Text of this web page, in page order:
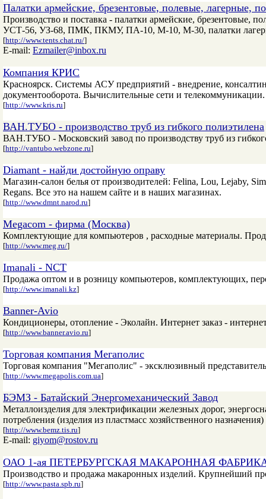
Палатки армейские, брезентовые, полевые, лагерные,
Производство и поставка - палатки армейские, брезентовые,
УСТ-56, УЗ-68, ПМК, ПКМУ, ПА-10, М-10, М-30, палатки
[http://www.tents.chat.ru/]
E-mail: Ezmailer@inbox.ru
Компания КРИС
Красноярск. Системы АСУ предприятий - внедрение,
документооборота. Вычислительные сети и
[http://www.kris.ru]
ВАН.ТУБО - производство труб из гибкого полиэтилена
ВАН.ТУБО - Московский завод по производству труб из
[http://vantubo.webzone.ru]
Diamant - найди достойную оправу
Магазин-салон белья от производителей: Felina, Lou, Lejaby,
Regans. Все это на нашем сайте и в наших магазинах.
[http://www.dmnt.narod.ru]
Megacom - фирма (Москва)
Комплектующие для компьютеров , расходные материалы.
[http://www.meg.ru/]
Imanali - NCT
Продажа оптом и в розницу компьютеров, комплектующих,
[http://www.imanali.kz]
Banner-Avio
Кондиционеры, отопление - Эколайн. Интернет заказ -
[http://www.banner.avio.ru]
Торговая компания Мегаполис
Торговая компания "Мегаполис" - эксклюзивный
[http://www.megapolis.com.ua]
БЭМЗ - Батайский Энергомеханический Завод
Металлоизделия для электрификации железных дорог,
потребления (изделия из пластмасс хозяйственного назначения)
[http://www.bemz.tis.ru]
E-mail: giyom@rostov.ru
ОАО 1-ая ПЕТЕРБУРГСКАЯ МАКАРОННАЯ
Производство и продажа макаронных изделий. Крупнейший
[http://www.pasta.spb.ru]